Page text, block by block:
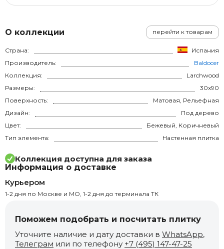
О коллекции перейти к товарам
Страна:
Испания
Производитель:
Baldocer
Коллекция:
Larchwood
Размеры:
30x90
Поверхность:
Матовая, Рельефная
Дизайн:
Под дерево
Цвет:
Бежевый, Коричневый
Тип элемента:
Настенная плитка
Коллекция доступна для заказа
Информация о доставке
Курьером
1-2 дня по Москве и МО, 1-2 дня до терминала ТК
Поможем подобрать и посчитать плитку
Уточните наличие и дату доставки в WhatsApp,
Телеграм или по телефону +7 (495) 147-47-25